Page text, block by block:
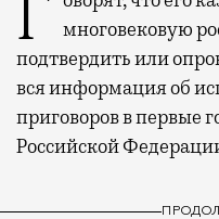
Говорят, что его казнь стала последней за всю многовековую
подтвердить или
вся информация об
приговоров в первые
Российской